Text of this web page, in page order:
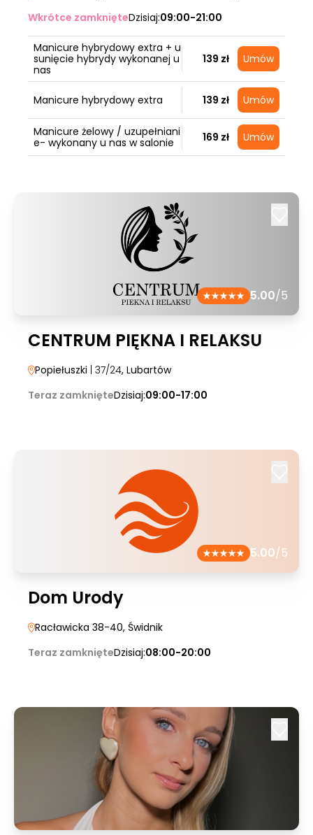
Wkrótce zamknięteDzisiaj:09:00-21:00
Manicure hybrydowy extra + u
sunięcie hybrydy wykonanej u
nas
139 zł Umów
Manicure hybrydowy extra 139 zł Umów
Manicure żelowy / uzupełniani
e- wykonany u nas w salonie
169 zł Umów
5.00/5
CENTRUM PIĘKNA I RELAKSU
Popiełuszki | 37/24, Lubartów
Teraz zamknięteDzisiaj:09:00-17:00
5.00/5
Dom Urody
Racławicka 38-40, Świdnik
Teraz zamknięteDzisiaj:08:00-20:00